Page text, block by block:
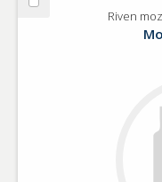
Välj
Riven